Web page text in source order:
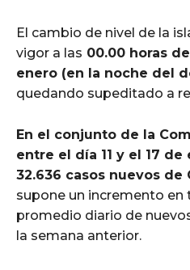
El cambio de nivel de la
vigor a las 00.00 horas
enero (en la noche del
quedando supeditado a
En el conjunto de la
entre el día 11 y el 17
32.636 casos nuevos de
supone un incremento en
promedio diario de
la semana anterior.